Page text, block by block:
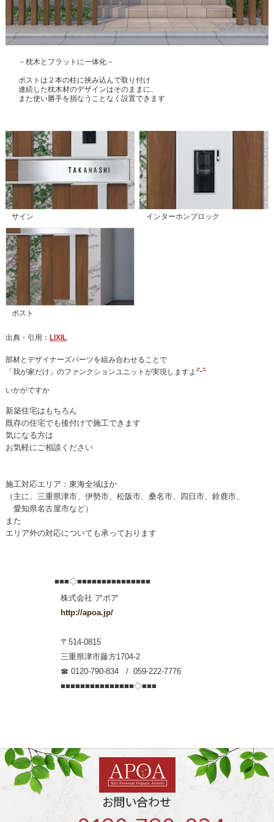
－枕木とフラットに一体化－
ポストは２本の柱に挟み込んで取り付け
連続した枕木材のデザインはそのままに、
また使い勝手を損なうことなく設置できます
サイン インターホンブロック
ポスト
出典・引用： LIXIL
部材とデザイナーズパーツを組み合わせることで
「我が家だけ」のファンクションユニットが実現しますよ
いかがですか
新築住宅はもちろん
既存の住宅でも後付けで施工できます
気になる方は
お気軽にご相談ください
施工対応エリア：東海全域ほか
（主に、三重県津市、伊勢市、松阪市、桑名市、四日市、鈴鹿市、
愛知県名古屋市など）
また
エリア外の対応についても承っております
■■■◇■■■■■■■■■■■■■■■
株式会社 アポア
http://apoa.jp/
〒514-0815
三重県津市藤方1704-2
☎ 0120-790-834 / 059-222-7776
■■■■■■■■■■■■■■■◇■■■